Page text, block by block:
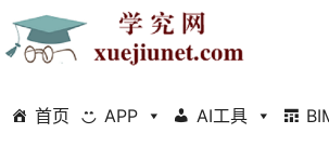
首页 APP AI工具